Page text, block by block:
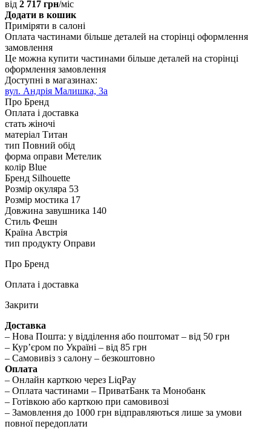
від 2 717 грн/міс
Додати в кошик
Приміряти в салоні
Оплата частинами більше деталей на сторінці оформлення
замовлення
Це можна купити частинами більше деталей на сторінці
оформлення замовлення
Доступні в магазинах:
вул. Андрія Малишка, 3а
Про Бренд
Оплата і доставка
стать жіночі
матеріал Титан
тип Повний обід
форма оправи Метелик
колір Blue
Бренд Silhouette
Розмір окуляра 53
Розмір мостика 17
Довжина завушника 140
Стиль Фешн
Країна Австрія
тип продукту Оправи
Про Бренд
Оплата і доставка
Закрити
Доставка
– Нова Пошта: у відділення або поштомат – від 50 грн
– Кур’єром по Україні – від 85 грн
– Самовивіз з салону – безкоштовно
Оплата
– Онлайн карткою через LiqPay
– Оплата частинами – ПриватБанк та Монобанк
– Готівкою або карткою при самовивозі
– Замовлення до 1000 грн відправляються лише за умови
повної передоплати